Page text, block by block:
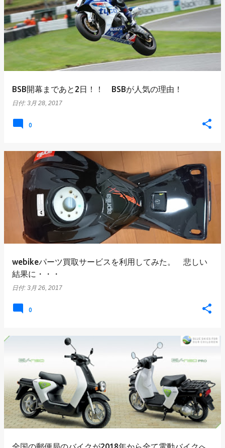
BSB開幕まであと2日！！ BSBが人気の理由！
日付: 3月 28, 2017
0
webikeパーツ買取サービスを利用してみた。 悲しい
結果に・・・
日付: 3月 26, 2017
0